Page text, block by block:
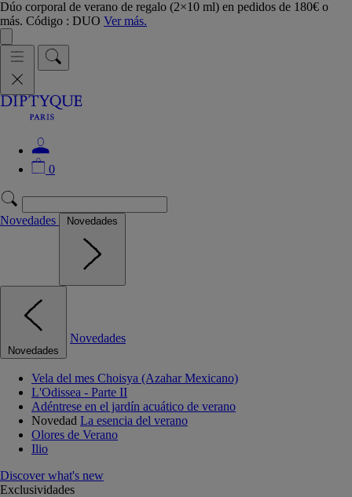
Dúo corporal de verano de regalo (2×10 ml) en pedidos de 180€ o
más. Código : DUO Ver más.
0
Novedades Novedades
Novedades
Novedades
Vela del mes Choisya (Azahar Mexicano)
L'Odissea - Parte II
Adéntrese en el jardín acuático de verano
Novedad La esencia del verano
Olores de Verano
Ilio
Discover what's new
Exclusividades